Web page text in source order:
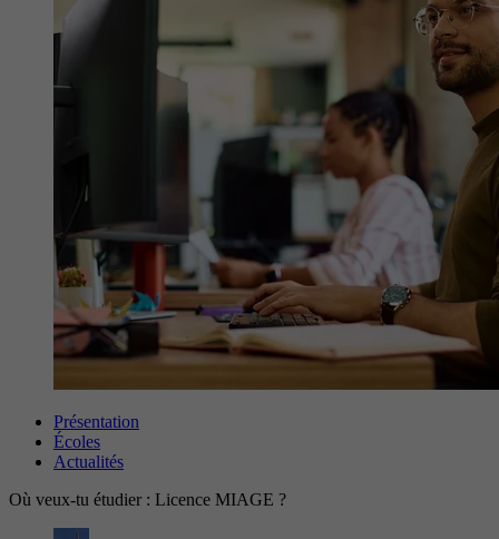
Présentation
Écoles
Actualités
Où veux-tu étudier : Licence MIAGE ?